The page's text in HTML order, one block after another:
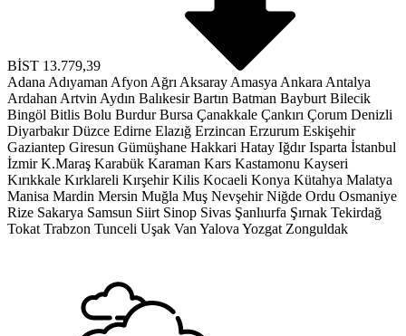
BİST 13.779,39
Adana Adıyaman Afyon Ağrı Aksaray Amasya Ankara Antalya
Ardahan Artvin Aydın Balıkesir Bartın Batman Bayburt Bilecik
Bingöl Bitlis Bolu Burdur Bursa Çanakkale Çankırı Çorum Denizli
Diyarbakır Düzce Edirne Elazığ Erzincan Erzurum Eskişehir
Gaziantep Giresun Gümüşhane Hakkari Hatay Iğdır Isparta İstanbul
İzmir K.Maraş Karabük Karaman Kars Kastamonu Kayseri
Kırıkkale Kırklareli Kırşehir Kilis Kocaeli Konya Kütahya Malatya
Manisa Mardin Mersin Muğla Muş Nevşehir Niğde Ordu Osmaniye
Rize Sakarya Samsun Siirt Sinop Sivas Şanlıurfa Şırnak Tekirdağ
Tokat Trabzon Tunceli Uşak Van Yalova Yozgat Zonguldak